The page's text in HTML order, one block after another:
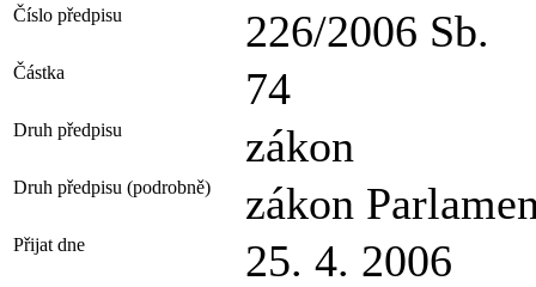
Číslo předpisu 226/2006 Sb.
Částka 74
Druh předpisu zákon
Druh předpisu (podrobně) zákon
Přijat dne 25. 4. 2006